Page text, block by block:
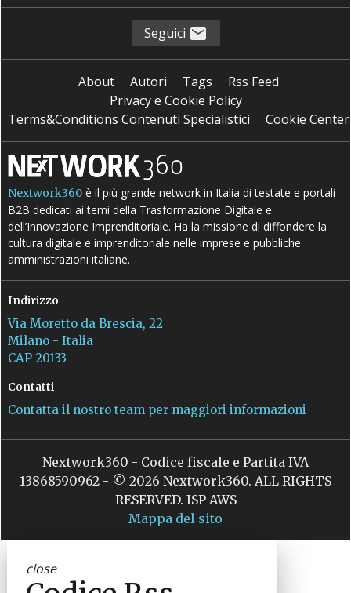
Seguici
About Autori Tags
Rss Feed
Privacy e Cookie Policy
Terms&Conditions Contenuti Specialistici
Cookie Center
Nextwork360 è il più grande network in Italia di testate e portali
B2B dedicati ai temi della Trasformazione Digitale e
dell’Innovazione Imprenditoriale. Ha la missione di diffondere la
cultura digitale e imprenditoriale nelle imprese e pubbliche
amministrazioni italiane.
Indirizzo
Via Moretto da Brescia, 22
Milano - Italia
CAP 20133
Contatti
Contatta il nostro team per maggiori informazioni
Nextwork360 - Codice fiscale e Partita IVA
13868590962 - © 2026 Nextwork360. ALL RIGHTS
RESERVED. ISP AWS
Mappa del sito
close